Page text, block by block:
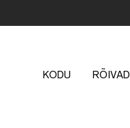
KODU RÕIVAD